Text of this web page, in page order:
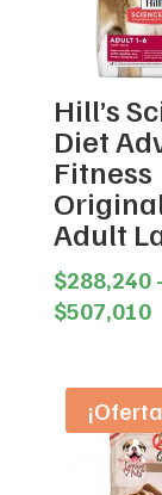
Hill’s
Diet
Fitness
Adult
$288,240
$507,010